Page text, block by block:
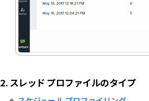
2.スレッド プロファイルのタイプ